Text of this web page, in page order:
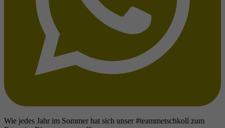
Wie jedes Jahr im Sommer hat sich unser #teammetschkoll zum